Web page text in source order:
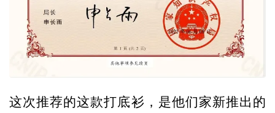
这次推荐的这款打底衫，是他们家新推出的